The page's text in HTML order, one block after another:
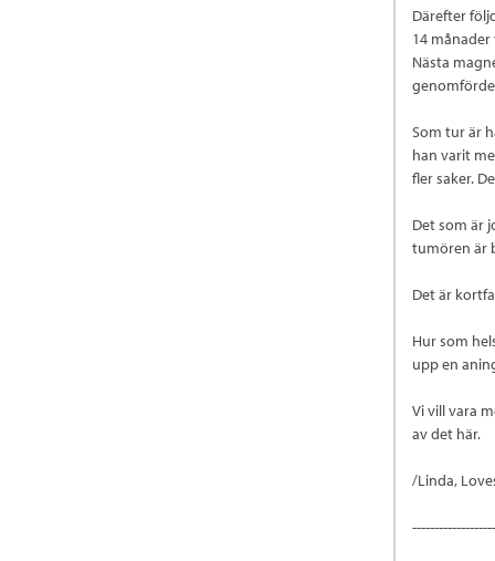
Därefter
14
Nästa
Som tur är
han varit
fler saker.
Det som är
tumören är
Det är
Hur som
upp en
Vi vill vara
av det här.
/Linda,